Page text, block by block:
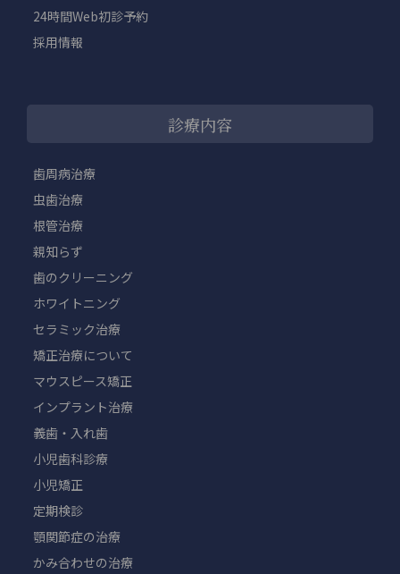
24時間Web初診予約
採用情報
診療内容
歯周病治療
虫歯治療
根管治療
親知らず
歯のクリーニング
ホワイトニング
セラミック治療
矯正治療について
マウスピース矯正
インプラント治療
義歯・入れ歯
小児歯科診療
小児矯正
定期検診
顎関節症の治療
かみ合わせの治療